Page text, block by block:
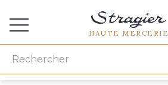
HAUTE MERCERIE